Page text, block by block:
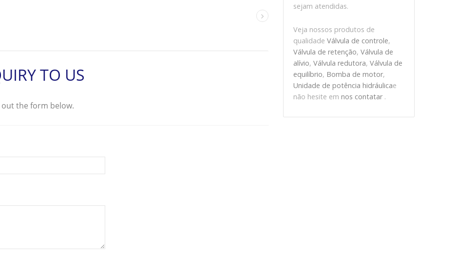
sejam atendidas.
Veja nossos produtos de
qualidade Válvula de controle,
Válvula de retenção, Válvula de
alívio, Válvula redutora, Válvula de
equilíbrio, Bomba de motor,
Unidade de potência hidráulicae
não hesite em nos contatar.